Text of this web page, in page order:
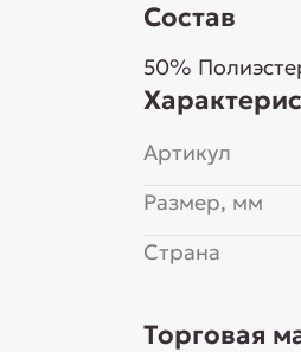
Состав
50%
Артикул
Размер, мм
Страна
Торговая